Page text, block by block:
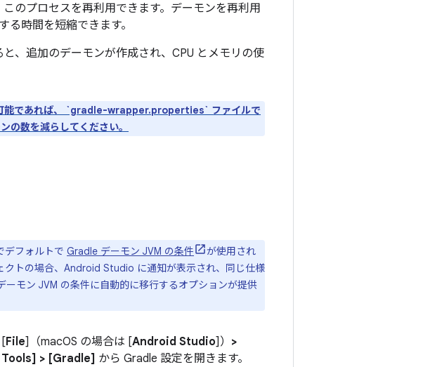
のプロセスを再利用できます。デーモンを再利用
時間を短縮できます。
、追加のデーモンが作成され、CPU とメモリの使
能であれば、 `gradle-wrapper.properties` ファイルで
数を減らしてください。
デフォルトで Gradle デーモン JVM の条件
が使用され
クトの場合、Android Studio に通知が表示され、同じ仕様
モン JVM の条件に自動的に移行するオプションが提供
File]（macOS の場合は [Android Studio]） >
> [Gradle] から Gradle 設定を開きます。